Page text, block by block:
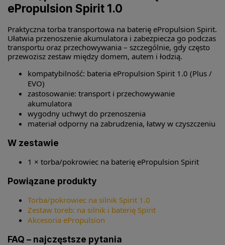
ePropulsion Spirit 1.0
Praktyczna torba transportowa na baterię ePropulsion Spirit.
Ułatwia przenoszenie akumulatora i zabezpiecza go podczas
transportu oraz przechowywania – szczególnie, gdy często
przewozisz zestaw między domem, autem i łodzią.
kompatybilność: bateria ePropulsion Spirit 1.0 (Plus /
EVO)
zastosowanie: transport i przechowywanie
akumulatora
wygodny uchwyt do przenoszenia
materiał odporny na zabrudzenia, łatwy w czyszczeniu
W zestawie
1 × torba/pokrowiec na baterię ePropulsion Spirit
Powiązane produkty
Torba/pokrowiec na silnik Spirit 1.0
Zestaw toreb: na silnik i baterię Spirit
Akcesoria ePropulsion
FAQ – najczęstsze pytania